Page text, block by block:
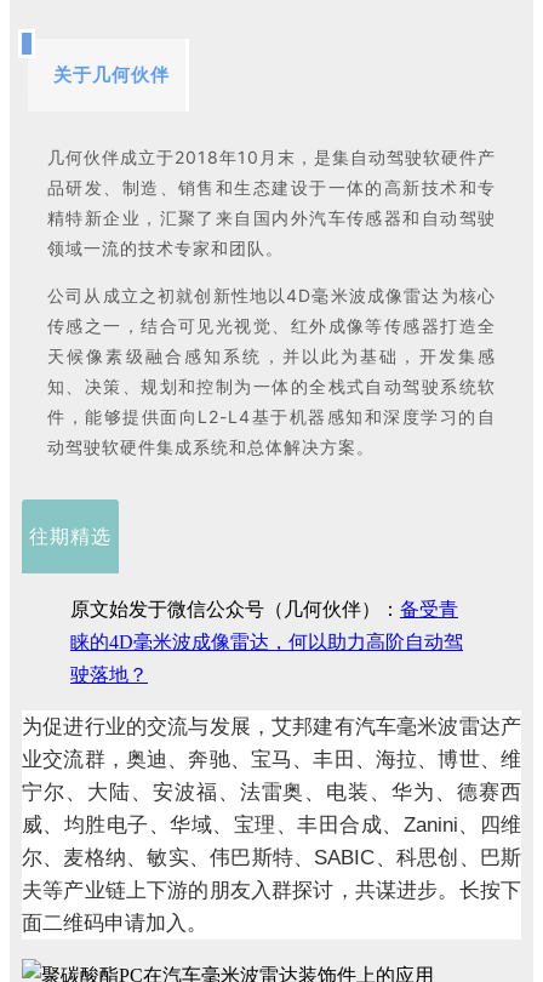
关于几何伙伴
几何伙伴成立于2018年10月末，是集自动驾驶软硬件产
品研发、制造、销售和生态建设于一体的高新技术和专
精特新企业，汇聚了来自国内外汽车传感器和自动驾驶
领域一流的技术专家和团队。
公司从成立之初就创新性地以4D毫米波成像雷达为核心
传感之一，结合可见光视觉、红外成像等传感器打造全
天候像素级融合感知系统，并以此为基础，开发集感
知、决策、规划和控制为一体的全栈式自动驾驶系统软
件，能够提供面向L2-L4基于机器感知和深度学习的自
动驾驶软硬件集成系统和总体解决方案。
往期精选
原文始发于微信公众号（几何伙伴）： 备受青
睐的4D毫米波成像雷达，何以助力高阶自动驾
驶落地？
为促进行业的交流与发展，艾邦建有汽车毫米波雷达产
业交流群，奥迪、奔驰、宝马、丰田、海拉、博世、维
宁尔、大陆、安波福、法雷奥、电装、华为、德赛西
威、均胜电子、华域、宝理、丰田合成、 Zanini、四维
尔、麦格纳、敏实、伟巴斯特、 SABIC、科思创、巴斯
夫等产业链上下游的朋友入群探讨，共谋进步。长按下
面二维码申请加入。